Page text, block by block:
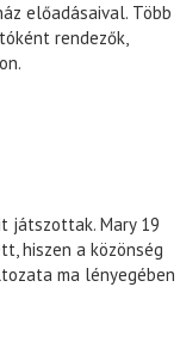
előadásaival. Több
rendezők,
játszottak. Mary 19
hiszen a közönség
ma lényegében